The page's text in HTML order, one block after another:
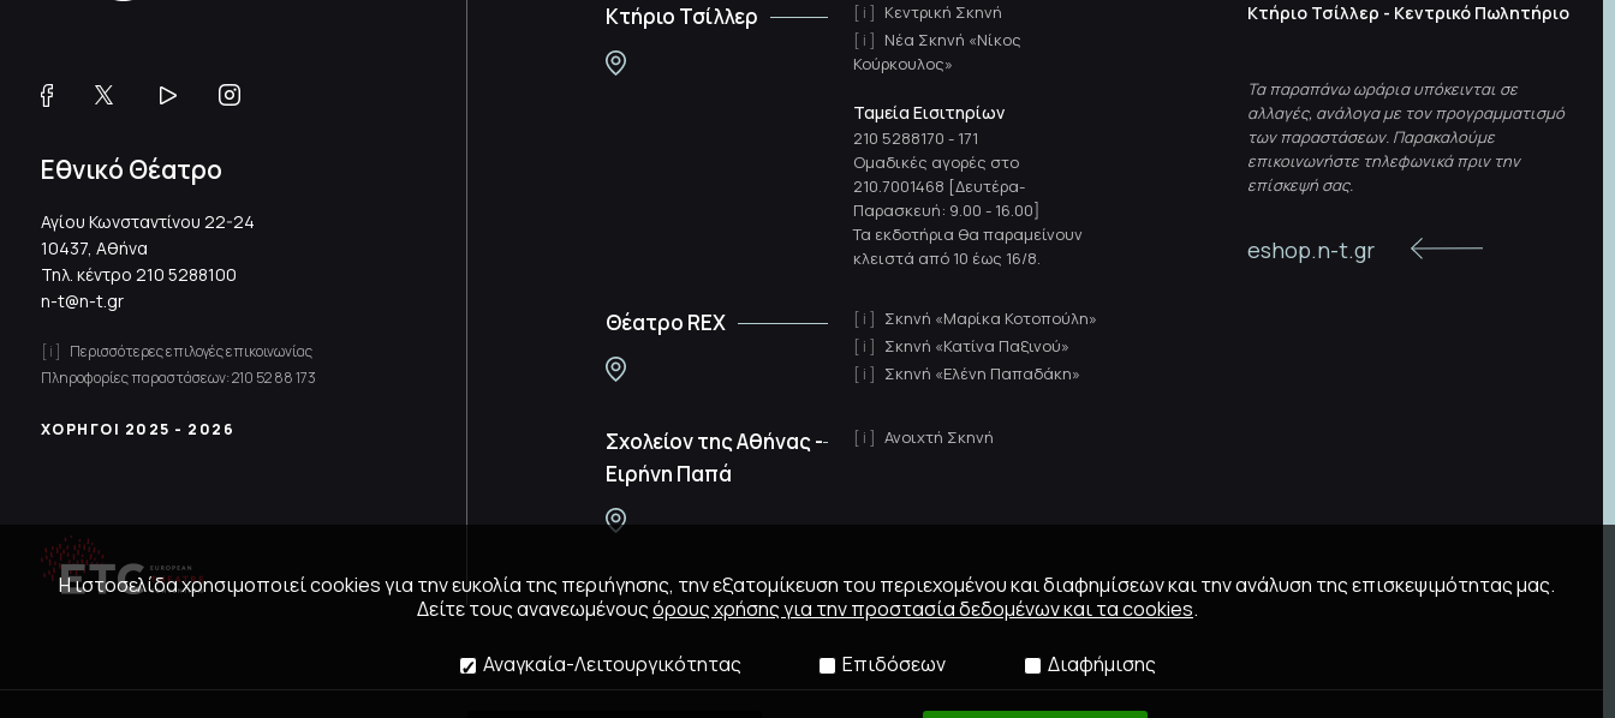
Κτήριο Τσίλλερ
Κεντρική Σκηνή
Νέα Σκηνή «Νίκος
Κούρκουλος»
Ταμεία Εισιτηρίων
210 5288170 - 171
Ομαδικές αγορές στο
210.7001468 [Δευτέρα-
Παρασκευή: 9.00 - 16.00]
Τα εκδοτήρια θα παραμείνουν
κλειστά από 10 έως 16/8.
Θέατρο REX
Σκηνή «Μαρίκα Κοτοπούλη»
Σκηνή «Κατίνα Παξινού»
Σκηνή «Ελένη Παπαδάκη»
Σχολείον της Αθήνας -
Ειρήνη Παπά
Ανοιχτή Σκηνή
Κτήριο Τσίλλερ - Κεντρικό Πωλητήριο
Τα παραπάνω ωράρια υπόκεινται σε
αλλαγές, ανάλογα με τον προγραμματισμό
των παραστάσεων. Παρακαλούμε
επικοινωνήστε τηλεφωνικά πριν την
επίσκεψή σας.
eshop.n-t.gr
Εθνικό Θέατρο
Αγίου Κωνσταντίνου 22-24
10437, Αθήνα
Τηλ. κέντρο 210 5288100
n-t@n-t.gr
Περισσότερες επιλογές επικοινωνίας
Πληροφορίες παραστάσεων:210 52 88 173
ΧΟΡΗΓΟΙ 2025 - 2026
Η ιστοσελίδα χρησιμοποιεί cookies για την ευκολία της περιήγησης, την εξατομίκευση του περιεχομένου και διαφημίσεων και την ανάλυση της επισκεψιμότητας μας.
Δείτε τους ανανεωμένουςόρους χρήσης για την προστασία δεδομένων και τα cookies.
Αναγκαία-Λειτουργικότητας Επιδόσεων Διαφήμισης